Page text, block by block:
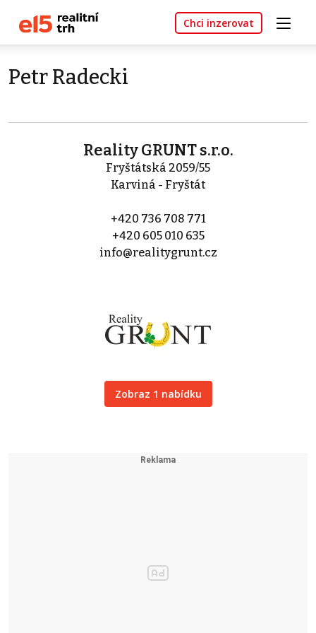
Chci inzerovat
Petr Radecki
Reality GRUNT s.r.o.
Fryštátská 2059/55
Karviná - Fryštát
+420 736 708 771
+420 605 010 635
info@realitygrunt.cz
Zobraz 1 nabídku